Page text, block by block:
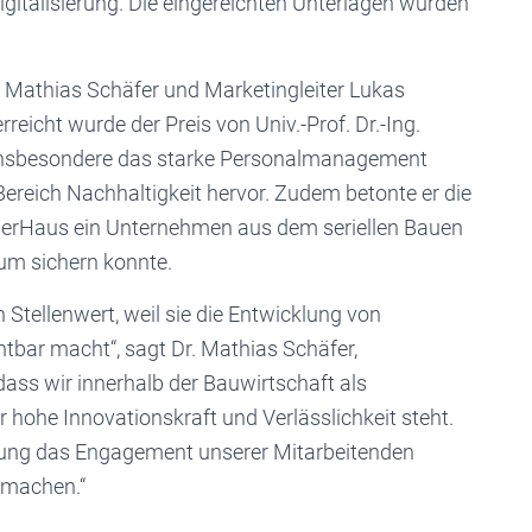
Schäfer und Marketingleiter Lukas
wurde der Preis von Univ.-Prof. Dr.-Ing.
das starke Personalmanagement
Nachhaltigkeit hervor. Zudem betonte er die
ein Unternehmen aus dem seriellen Bauen
sichern konnte.
Stellenwert, weil sie die Entwicklung von
macht“, sagt Dr. Mathias Schäfer,
wir innerhalb der Bauwirtschaft als
Innovationskraft und Verlässlichkeit steht.
das Engagement unserer Mitarbeitenden